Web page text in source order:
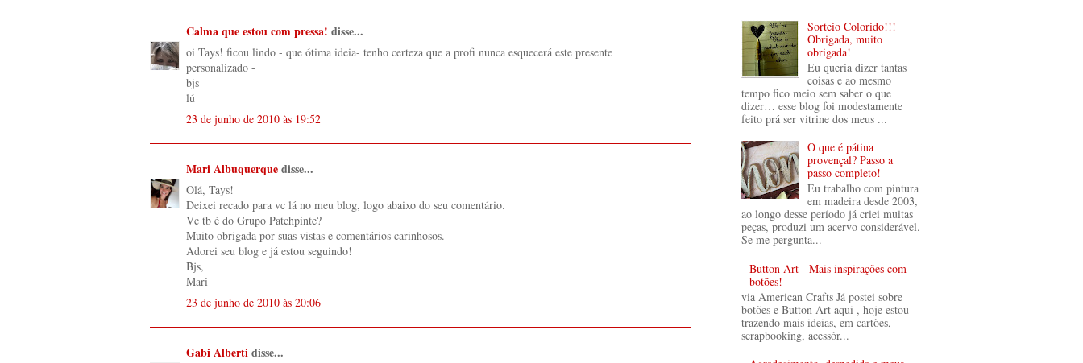
Calma que estou com pressa! disse...
oi Tays! ficou lindo - que ótima ideia- tenho certeza que a profi nunca esquecerá este presente
personalizado -
bjs
lú
23 de junho de 2010 às 19:52
Mari Albuquerquedisse...
Olá, Tays!
Deixei recado para vc lá no meu blog, logo abaixo do seu comentário.
Vc tb é do Grupo Patchpinte?
Muito obrigada por suas vistas e comentários carinhosos.
Adorei seu blog e já estou seguindo!
Bjs,
Mari
23 de junho de 2010 às 20:06
Gabi Albertidisse...
Sorteio Colorido!!!
Obrigada, muito
obrigada!
Eu queria dizer tantas
coisas e ao mesmo
tempo fico meio sem saber o que
dizer… esse blog foi modestamente
feito prá ser vitrine dos meus ...
O que é pátina
provençal? Passo a
passo completo!
Eu trabalho com pintura
em madeira desde 2003,
ao longo desse período já criei muitas
peças, produzi um acervo considerável.
Se me pergunta...
Button Art - Mais inspirações com
botões!
via American Crafts Já postei sobre
botões e Button Art aqui , hoje estou
trazendo mais ideias, em cartões,
scrapbooking, acessór...